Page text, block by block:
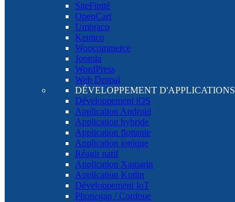
SiteFinité
OpenCart
Umbraco
Kentico
Woocommerce
Joomla
WordPress
Web Drupal
DÉVELOPPEMENT D'APPLICATIONS
Développement iOS
Application Android
Application hybride
Application flottante
Application ionique
Réagir natif
Application Xamarin
Application Kotlin
Développement IoT
Phonegap / Cordoue